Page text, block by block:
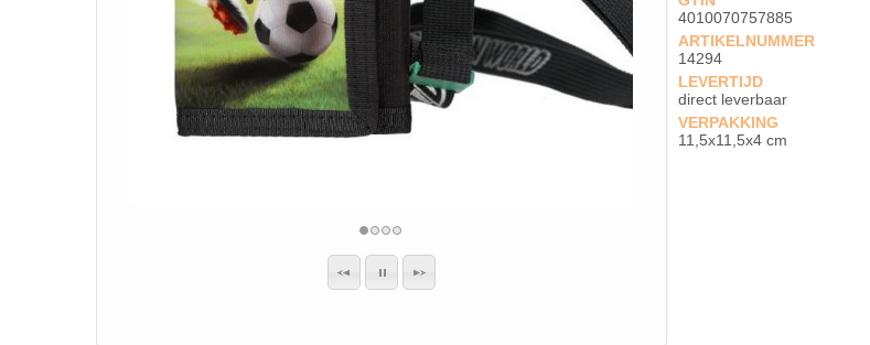
4010070757885
ARTIKELNUMMER
14294
LEVERTIJD
direct leverbaar
VERPAKKING
11,5x11,5x4 cm